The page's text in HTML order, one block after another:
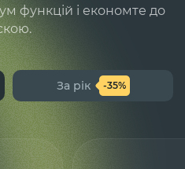
функцій і економте до
За рік -35%